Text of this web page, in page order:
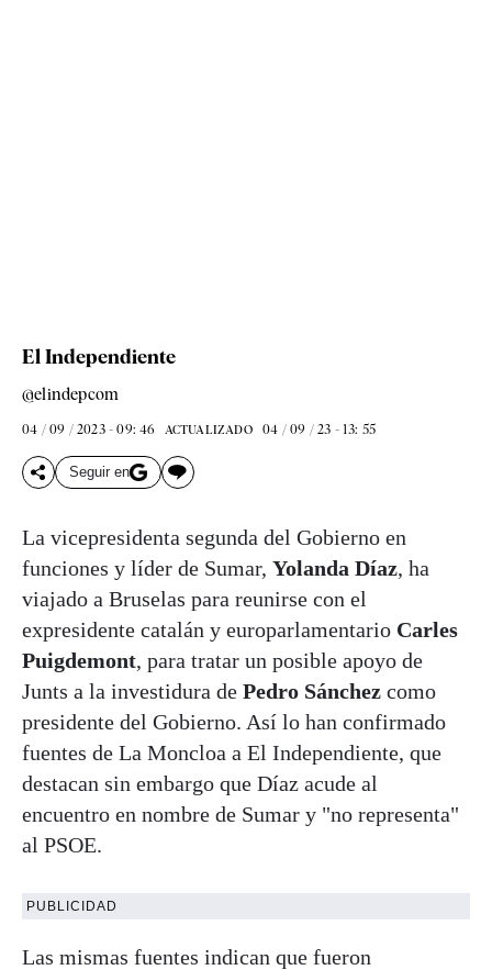
El Independiente
@elindepcom
04 / 09 / 2023 - 09: 46 ACTUALIZADO 04 / 09 / 23 - 13: 55
Seguir en
La vicepresidenta segunda del Gobierno en
funciones y líder de Sumar, Yolanda Díaz, ha
viajado a Bruselas para reunirse con el
expresidente catalán y europarlamentario Carles
Puigdemont, para tratar un posible apoyo de
Junts a la investidura de Pedro Sánchez como
presidente del Gobierno. Así lo han confirmado
fuentes de La Moncloa a El Independiente, que
destacan sin embargo que Díaz acude al
encuentro en nombre de Sumar y "no representa"
al PSOE.
PUBLICIDAD
Las mismas fuentes indican que fueron